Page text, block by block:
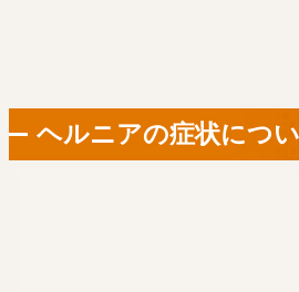
ヘルニアの症状につ